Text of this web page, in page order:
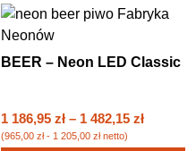
BEER – Neon LED Classic
1 186,95 zł – 1 482,15 zł
(965,00 zł- 1 205,00 złnetto)